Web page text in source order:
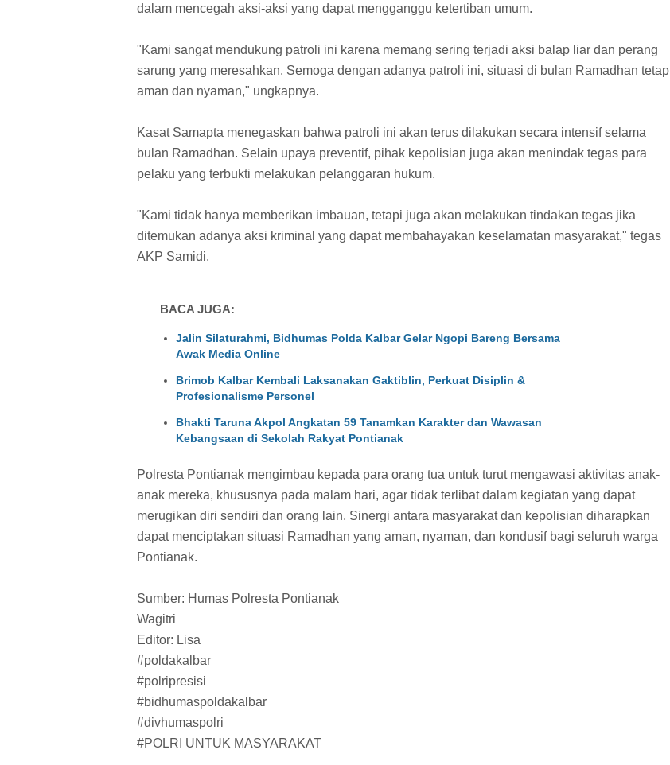
dalam mencegah aksi-aksi yang dapat mengganggu ketertiban umum.
"Kami sangat mendukung patroli ini karena memang sering terjadi aksi balap liar dan perang
sarung yang meresahkan. Semoga dengan adanya patroli ini, situasi di bulan Ramadhan tetap
aman dan nyaman," ungkapnya.
Kasat Samapta menegaskan bahwa patroli ini akan terus dilakukan secara intensif selama
bulan Ramadhan. Selain upaya preventif, pihak kepolisian juga akan menindak tegas para
pelaku yang terbukti melakukan pelanggaran hukum.
"Kami tidak hanya memberikan imbauan, tetapi juga akan melakukan tindakan tegas jika
ditemukan adanya aksi kriminal yang dapat membahayakan keselamatan masyarakat," tegas
AKP Samidi.
BACA JUGA:
Jalin Silaturahmi, Bidhumas Polda Kalbar Gelar Ngopi Bareng Bersama
Awak Media Online
Brimob Kalbar Kembali Laksanakan Gaktiblin, Perkuat Disiplin &
Profesionalisme Personel
Bhakti Taruna Akpol Angkatan 59 Tanamkan Karakter dan Wawasan
Kebangsaan di Sekolah Rakyat Pontianak
Polresta Pontianak mengimbau kepada para orang tua untuk turut mengawasi aktivitas anak-
anak mereka, khususnya pada malam hari, agar tidak terlibat dalam kegiatan yang dapat
merugikan diri sendiri dan orang lain. Sinergi antara masyarakat dan kepolisian diharapkan
dapat menciptakan situasi Ramadhan yang aman, nyaman, dan kondusif bagi seluruh warga
Pontianak.
Sumber: Humas Polresta Pontianak
Wagitri
Editor: Lisa
#poldakalbar
#polripresisi
#bidhumaspoldakalbar
#divhumaspolri
#POLRI UNTUK MASYARAKAT